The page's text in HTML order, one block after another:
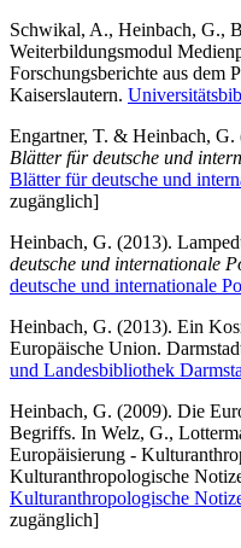
Schwikal, A., Heinbach, G.,
Weiterbildungsmodul
Forschungsberichte aus dem
Kaiserslautern.
Engartner, T. & Heinbach, G.
Blätter für deutsche und
Blätter für deutsche und
zugänglich]
Heinbach, G. (2013).
deutsche und internationale
deutsche und internationale
Heinbach, G. (2013). Ein
Europäische Union.
und Landesbibliothek
Heinbach, G. (2009). Die
Begriffs. In Welz, G.,
Europäisierung -
Kulturanthropologische
Kulturanthropologische
zugänglich]